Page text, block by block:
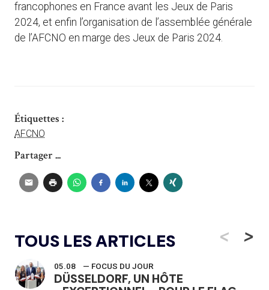
francophones en France avant les Jeux de Paris
2024, et enfin l’organisation de l’assemblée générale
de l’AFCNO en marge des Jeux de Paris 2024.
Étiquettes :
AFCNO
Partager ...
TOUS LES ARTICLES <
05.08 — FOCUS DU JOUR
DÜSSELDORF, UN HÔTE
>